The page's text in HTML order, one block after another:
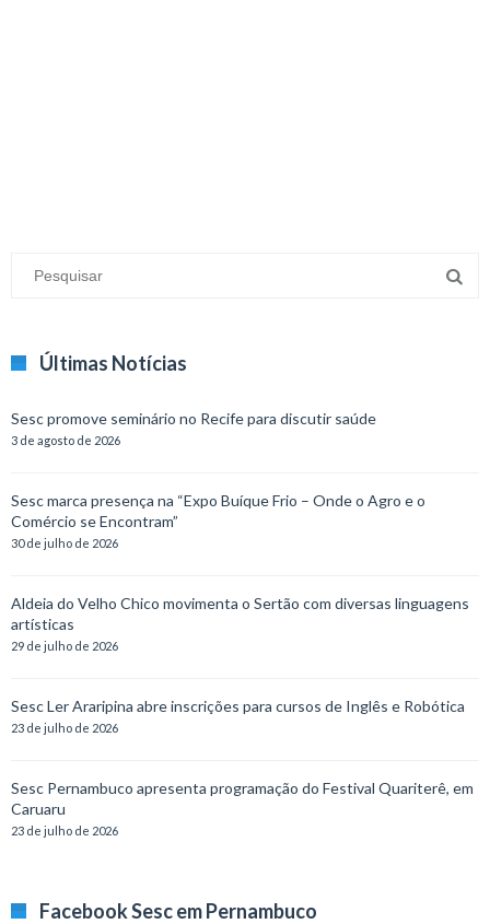
Últimas Notícias
Sesc promove seminário no Recife para discutir saúde
3 de agosto de 2026
Sesc marca presença na “Expo Buíque Frio – Onde o Agro e o
Comércio se Encontram”
30 de julho de 2026
Aldeia do Velho Chico movimenta o Sertão com diversas linguagens
artísticas
29 de julho de 2026
Sesc Ler Araripina abre inscrições para cursos de Inglês e Robótica
23 de julho de 2026
Sesc Pernambuco apresenta programação do Festival Quariterê, em
Caruaru
23 de julho de 2026
Facebook Sesc em Pernambuco